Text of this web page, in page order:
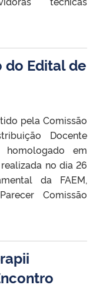
Edital de
pela Comissão
Docente
em
no dia 26
da FAEM,
Comissão